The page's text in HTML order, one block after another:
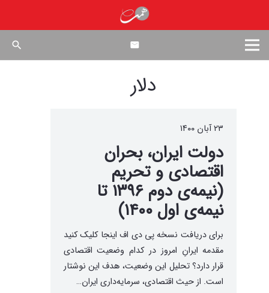
search
دلار
۲۳ آبان ۱۴۰۰
دولت ایران، بحران
اقتصادی و تحریم
(نیمه‌ی دوم ۱۳۹۶ تا
نیمه‌ی اول ۱۴۰۰)
برای دریافت نسخه پی دی اف اینجا کلیک کنید
مقدمه ایرانِ امروز در کدام وضعیت اقتصادی
قرار دارد؟ تحلیل این وضعیت، هدف این نوشتار
است. از حیث اقتصادی، سرمایه‌داری ایران…